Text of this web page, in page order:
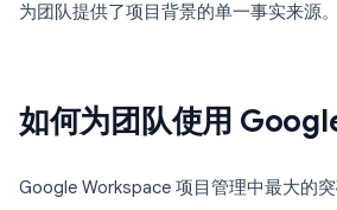
为团队提供了项目背景的单一事实来源。
如何为团队使用
Google Workspace 项目管理中最大的